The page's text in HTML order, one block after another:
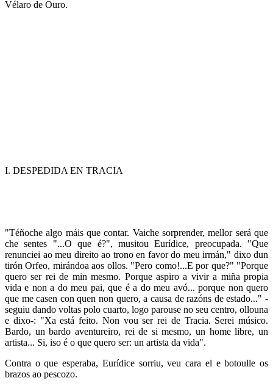
Vélaro de Ouro.
I. DESPEDIDA EN TRACIA
"Téñoche algo máis que contar. Vaiche sorprender, mellor será que
che sentes "...O que é?", musitou Eurídice, preocupada. "Que
renunciei ao meu direito ao trono en favor do meu irmán," dixo dun
tirón Orfeo, mirándoa aos ollos. "Pero como!...E por que?" "Porque
quero ser rei de min mesmo. Porque aspiro a vivir a miña propia
vida e non a do meu pai, que é a do meu avó... porque non quero
que me casen con quen non quero, a causa de razóns de estado..." -
seguiu dando voltas polo cuarto, logo parouse no seu centro, ollouna
e dixo-: "Xa está feito. Non vou ser rei de Tracia. Serei músico.
Bardo, un bardo aventureiro, rei de si mesmo, un home libre, un
artista... Si, iso é o que quero ser: un artista da vida".
Contra o que esperaba, Eurídice sorriu, veu cara el e botoulle os
brazos ao pescozo.